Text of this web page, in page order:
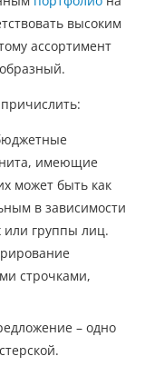
высоким
ассортимент
имеющие
может быть как
в зависимости
или группы лиц.
строчками,
– одно